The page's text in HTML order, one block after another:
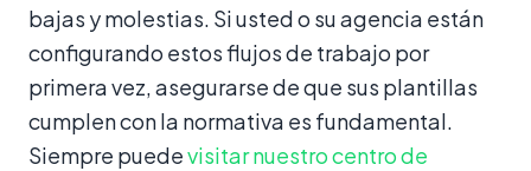
bajas y molestias. Si usted o su agencia están
configurando estos flujos de trabajo por
primera vez, asegurarse de que sus plantillas
cumplen con la normativa es fundamental.
Siempre puedevisitar nuestro centro de